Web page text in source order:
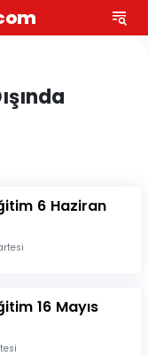
6 Haziran
16 Mayıs